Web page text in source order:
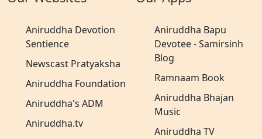
Aniruddha Devotion
Sentience
Newscast Pratyaksha
Aniruddha Foundation
Aniruddha's ADM
Aniruddha.tv
Aniruddha Bapu
Devotee - Samirsinh
Blog
Ramnaam Book
Aniruddha Bhajan
Music
Aniruddha TV